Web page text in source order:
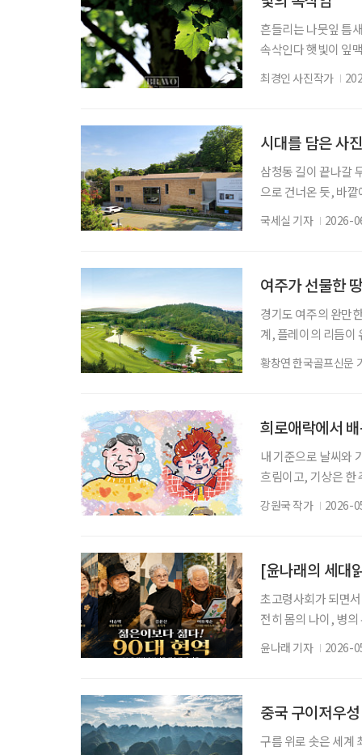
흔들리는 나뭇잎 틈
속삭인다 햇빛이 잎
꿈 꾼다
최경인 사진작가
시대를 담은 사
삼청동 길이 끝나갈
으로 건너온 듯, 바
넓은 공간을 지나
다. 전시를 보러 왔
국세실 기자 2026-
여주가 선물한
경기도 여주의 완만
계, 플레이의 리듬이
2011년 유서 깊은
의 회원제 골프장
황창연 한국골프신문
희로애락에서
내 기준으로 날씨와
흐림이고, 기상은 한
고 되풀이되는 패턴
고, ‘감정’은 기상
강원국 작가 2026-
[윤나래의 세대
초고령사회가 되면
전히 몸의 나이, 병
은 무엇일까. 최근
수란 단지 오래 살
윤나래 기자 2026-
중국 구이저우성
구름 위로 솟은 세계